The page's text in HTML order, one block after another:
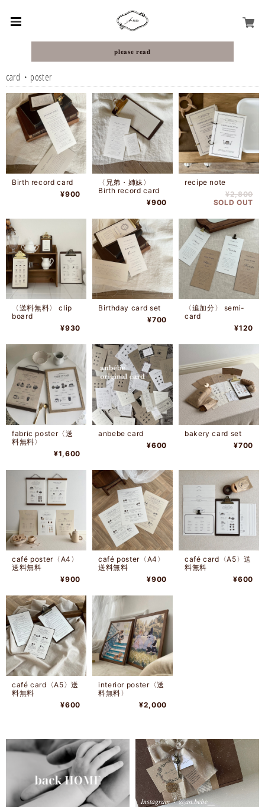
𝐩𝐥𝐞𝐚𝐬𝐞 𝐫𝐞𝐚𝐝
card・poster
Birth record card
¥900
〈兄弟・姉妹〉
Birth record card
¥900
recipe note
¥2,800
SOLD OUT
〈送料無料〉 clip
board
¥930
Birthday card set
¥700
〈追加分〉 semi-
card
¥120
fabric poster〈送
料無料〉
¥1,600
anbebe card
¥600
bakery card set
¥700
café poster〈A4〉
送料無料
¥900
café poster〈A4〉
送料無料
¥900
café card〈A5〉送
料無料
¥600
café card〈A5〉送
料無料
¥600
interior poster〈送
料無料〉
¥2,000